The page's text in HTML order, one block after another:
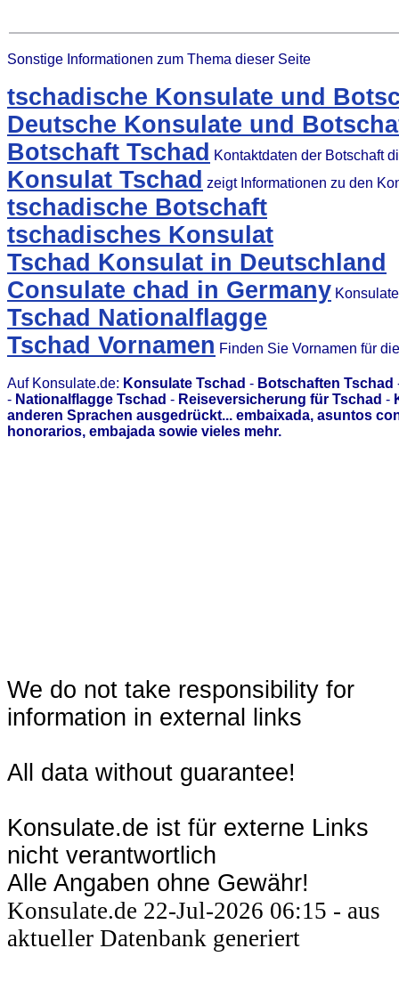
Sonstige Informationen zum Thema dieser Seite
tschadische Konsulate und
Deutsche Konsulate und
Botschaft Tschad
Kontaktdaten der Botschaft
Konsulat Tschad zeigt Informationen zu den
tschadische Botschaft
tschadisches Konsulat
Tschad Konsulat in Deutschland
Consulate chad in Germany
Tschad Nationalflagge
Tschad Vornamen Finden Sie Vornamen für
Auf Konsulate.de: Konsulate Tschad - Botschaften Tschad
- Nationalflagge Tschad - Reiseversicherung für Tschad -
anderen Sprachen ausgedrückt... embaixada, asuntos
honorarios, embajada sowie vieles mehr.
We do not take responsibility for
information in external links
All data without guarantee!
Konsulate.de ist für externe Links
nicht verantwortlich
Alle Angaben ohne Gewähr!
Konsulate.de 22-Jul-2026 06:15 - aus
aktueller Datenbank generiert